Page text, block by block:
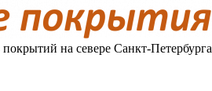
на севере Санкт-Петербурга